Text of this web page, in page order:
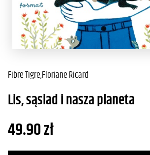
Fibre Tigre,Floriane Ricard
Lis, sąsiad i nasza planeta
49.90zł